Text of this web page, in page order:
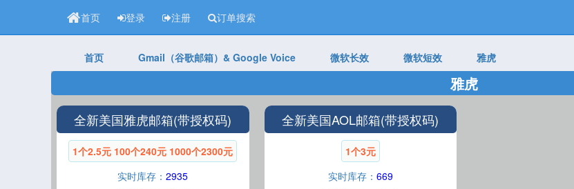
首页 登录 注册 订单搜索
首页 Gmail（谷歌邮箱）& Google Voice 微软长效 微软短效 雅虎
雅虎
全新美国雅虎邮箱(带授权码)
1个2.5元 100个240元 1000个2300元
实时库存：2935
全新美国AOL邮箱(带授权码)
1个3元
实时库存： 669